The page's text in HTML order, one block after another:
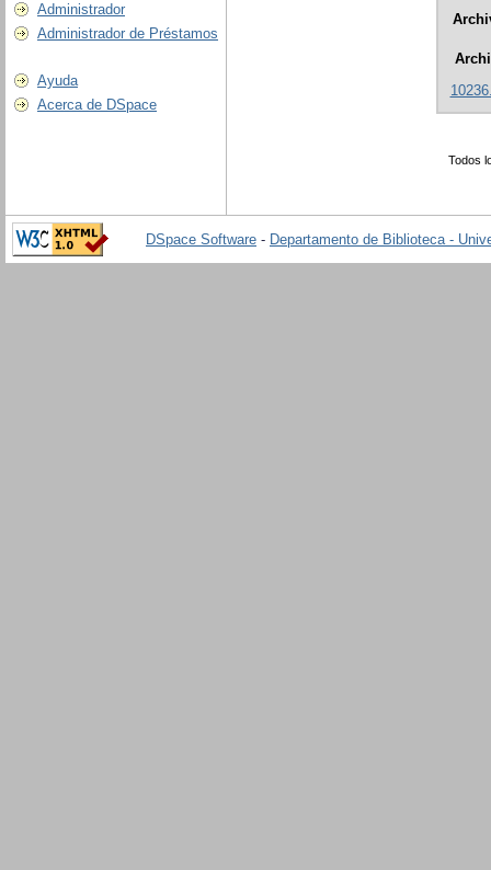
Administrador
Administrador de Préstamos
Ayuda
Acerca de DSpace
Todos
DSpace Software - Departamento de Biblioteca -